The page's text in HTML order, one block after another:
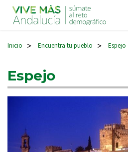
Navegación principal
Inicio > Encuentra tu pueblo > Espejo
Espejo